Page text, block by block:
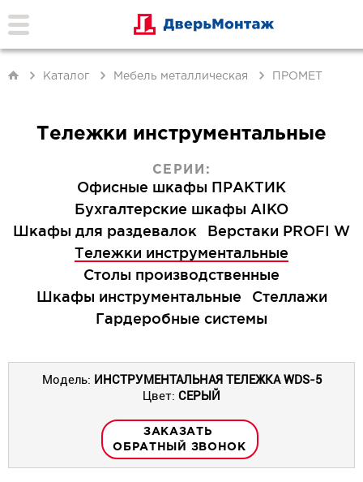
Каталог Мебель металлическая ПРОМЕТ
Тележки инструментальные
СЕРИИ:
Офисные шкафы ПРАКТИК
Бухгалтерские шкафы AIKO
Шкафы для раздевалок
Верстаки PROFI W
Тележки инструментальные
Столы производственные
Шкафы инструментальные
Стеллажи
Гардеробные системы
Модель: ИНСТРУМЕНТАЛЬНАЯ ТЕЛЕЖКА WDS-5
Цвет: СЕРЫЙ
ЗАКАЗАТЬ
ОБРАТНЫЙ ЗВОНОК